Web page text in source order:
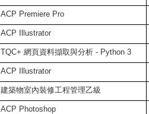
ACP Premiere Pro
ACP Illustrator
TQC+ 網頁資料擷取與分析 - Python 3
ACP Illustrator
建築物室內裝修工程管理乙級
ACP Photoshop